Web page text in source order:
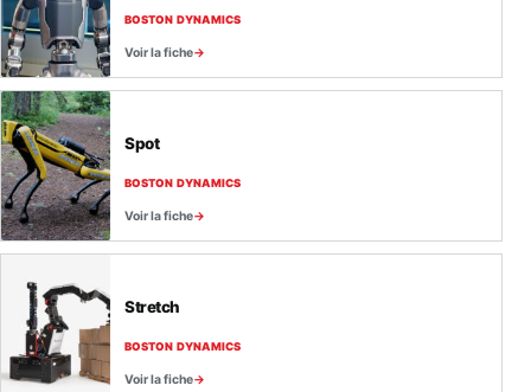
BOSTON DYNAMICS
Voir la fiche
Spot
BOSTON DYNAMICS
Voir la fiche
Stretch
BOSTON DYNAMICS
Voir la fiche